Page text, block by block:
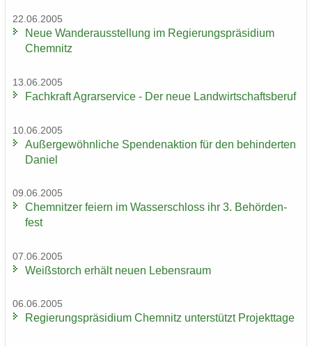
22.06.2005
Neue Wan­der­aus­stel­lung im Re­gie­rungs­prä­si­di­um
Chem­nitz
13.06.2005
Fach­kraft Agrar­ser­vice - Der neue Land­wirt­schafts­be­ruf
10.06.2005
Au­ßer­ge­wöhn­li­che Spen­den­ak­ti­on für den be­hin­der­ten
Da­ni­el
09.06.2005
Chem­nit­zer fei­ern im Was­ser­schloss ihr 3. Be­hör­den­
fest
07.06.2005
Weiß­storch er­hält neuen Le­bens­raum
06.06.2005
Re­gie­rungs­prä­si­di­um Chem­nitz un­ter­stützt Pro­jekt­ta­ge